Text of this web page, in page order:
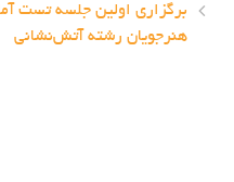
برگزاری اولین جلسه تست
هنرجویان رشته آتش‌نشانی